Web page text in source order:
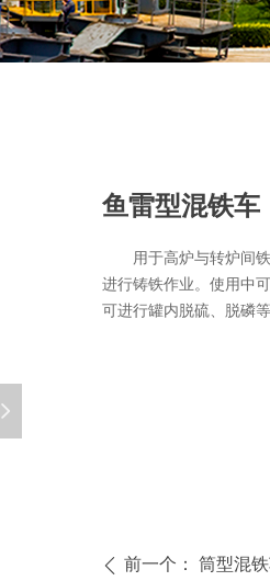
用于高炉与转炉间
进行铸铁作业。使用中
可进行罐内脱硫、脱磷
ꄴ 前一个： 筒型混
넲
鱼雷型混铁车